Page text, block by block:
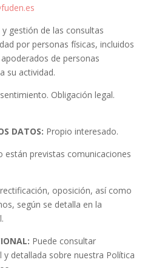
y gestión de las consultas
por personas físicas, incluidos
de personas
su actividad.
Obligación legal.
DATOS: Propio interesado.
están previstas comunicaciones
oposición, así como
según se detalla en la
Puede consultar
detallada sobre nuestra Política